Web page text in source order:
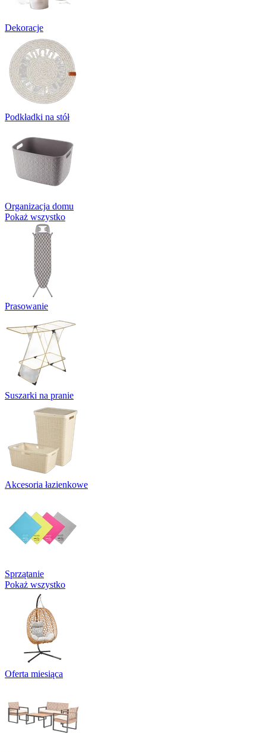
Dekoracje
Podkładki na stół
Organizacja domu
Pokaż wszystko
Prasowanie
Suszarki na pranie
Akcesoria łazienkowe
Sprzątanie
Pokaż wszystko
Oferta miesiąca